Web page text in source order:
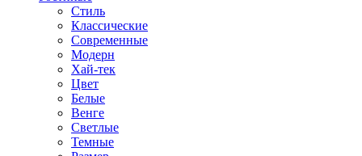
Стиль
Классические
Современные
Модерн
Хай-тек
Цвет
Белые
Венге
Светлые
Темные